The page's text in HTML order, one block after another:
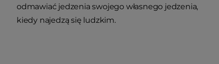
odmawiać jedzenia swojego własnego jedzenia,
kiedy najedzą się ludzkim.